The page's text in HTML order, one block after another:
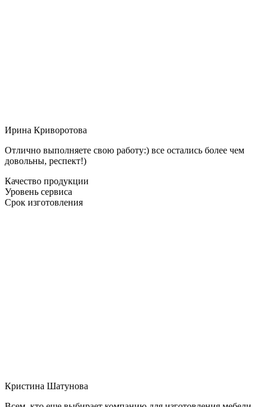
Ирина Криворотова
Отлично выполняете свою работу:) все остались более чем
довольны, респект!)
Качество продукции
Уровень сервиса
Срок изготовления
Кристина Шатунова